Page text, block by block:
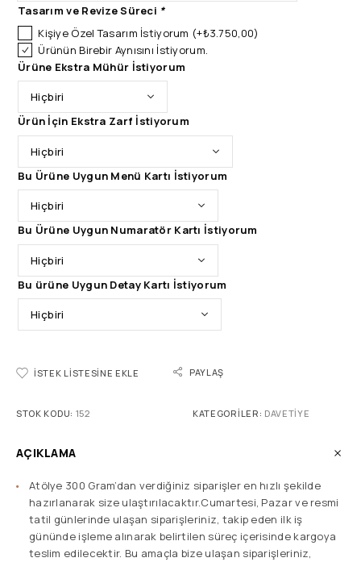
Tasarım ve Revize Süreci *
Kişiye Özel Tasarım İstiyorum (+₺3.750,00)
Ürünün Birebir Aynısını İstiyorum.
Ürüne Ekstra Mühür İstiyorum
Ürün İçin Ekstra Zarf İstiyorum
Bu Ürüne Uygun Menü Kartı İstiyorum
Bu Ürüne Uygun Numaratör Kartı İstiyorum
Bu ürüne Uygun Detay Kartı İstiyorum
İSTEK LISTESINE EKLE PAYLAŞ
STOK KODU: 152 KATEGORILER: DAVETIYE
AÇIKLAMA
Atölye 300 Gram’dan verdiğiniz siparişler en hızlı şekilde
hazırlanarak size ulaştırılacaktır.Cumartesi, Pazar ve resmi
tatil günlerinde ulaşan siparişleriniz, takip eden ilk iş
gününde işleme alınarak belirtilen süreç içerisinde kargoya
teslim edilecektir. Bu amaçla bize ulaşan siparişleriniz,